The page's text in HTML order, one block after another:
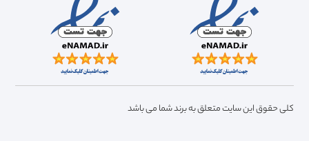
کلی حقوق این سایت متعلق به برند شما می باشد